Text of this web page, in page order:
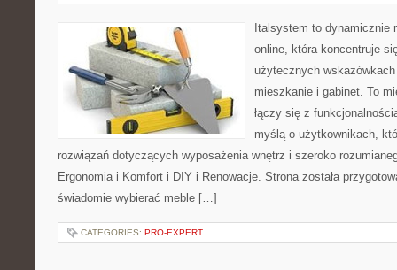
Italsystem to dynamicznie
online, która koncentruje
użytecznych
mieszkanie i gabinet. To
łączy się z
myślą o użytkownikach,
rozwiązań dotyczących wyposażenia wnętrz i szeroko
Ergonomia i Komfort i DIY i Renowacje. Strona została
świadomie wybierać meble […]
CATEGORIES: PRO-EXPERT